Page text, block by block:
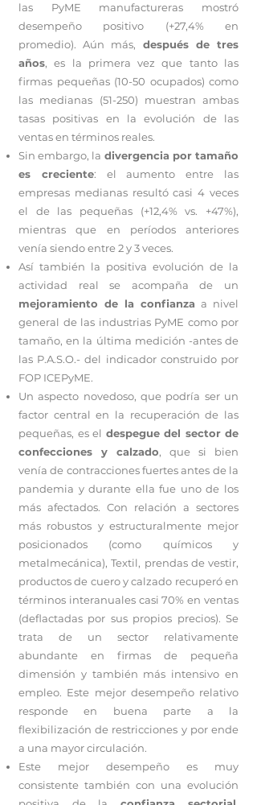
las PyME manufactureras mostró
desempeño positivo (+27,4% en
promedio). Aún más, después de tres
años, es la primera vez que tanto las
firmas pequeñas (10-50 ocupados) como
las medianas (51-250) muestran ambas
tasas positivas en la evolución de las
ventas en términos reales.
Sin embargo, la divergencia por tamaño
es creciente: el aumento entre las
empresas medianas resultó casi 4 veces
el de las pequeñas (+12,4% vs. +47%),
mientras que en períodos anteriores
venía siendo entre 2 y 3 veces.
Así también la positiva evolución de la
actividad real se acompaña de un
mejoramiento de la confianza a nivel
general de las industrias PyME como por
tamaño, en la última medición -antes de
las P.A.S.O.- del indicador construido por
FOP ICEPyME.
Un aspecto novedoso, que podría ser un
factor central en la recuperación de las
pequeñas, es el despegue del sector de
confecciones y calzado, que si bien
venía de contracciones fuertes antes de la
pandemia y durante ella fue uno de los
más afectados. Con relación a sectores
más robustos y estructuralmente mejor
posicionados (como químicos y
metalmecánica), Textil, prendas de vestir,
productos de cuero y calzado recuperó en
términos interanuales casi 70% en ventas
(deflactadas por sus propios precios). Se
trata de un sector relativamente
abundante en firmas de pequeña
dimensión y también más intensivo en
empleo. Este mejor desempeño relativo
responde en buena parte a la
flexibilización de restricciones y por ende
a una mayor circulación.
Este mejor desempeño es muy
consistente también con una evolución